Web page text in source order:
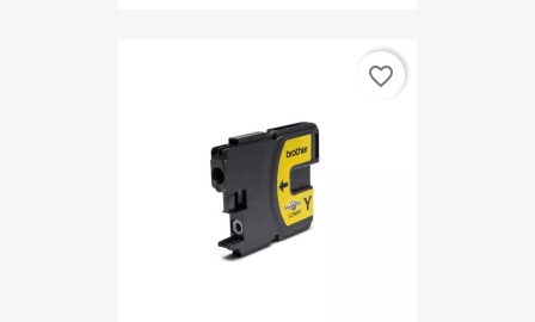
favorite_border